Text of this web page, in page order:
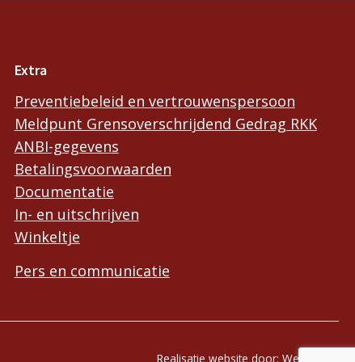
Extra
Preventiebeleid en vertrouwenspersoon
Meldpunt Grensoverschrijdend Gedrag RKK
ANBI-gegevens
Betalingsvoorwaarden
Documentatie
In- en uitschrijven
Winkeltje
Pers en communicatie
Realisatie website door: Webheld.nl